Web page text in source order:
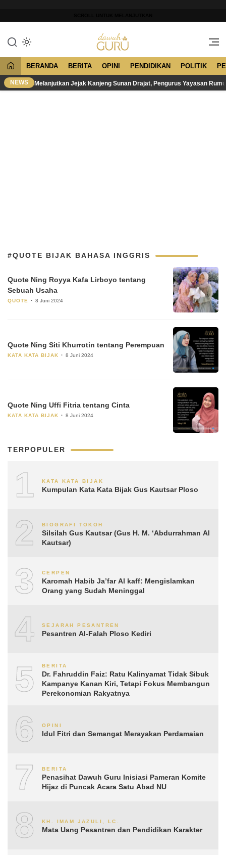
konten
Dawuh Guru
Merawat Tradisi, Membangun
BERANDA BERITA OPINI PENDIDIKAN POLITIK
NEWS Melanjutkan Jejak Kanjeng Sunan Drajat, Pengurus Yayasan
#QUOTE BIJAK BAHASA INGGRIS
Quote Ning Royya Kafa Lirboyo tentang
Sebuah Usaha
QUOTE 8 Juni 2024
Quote Ning Siti Khurrotin tentang Perempuan
KATA KATA BIJAK 8 Juni 2024
Quote Ning Uffi Fitria tentang Cinta
KATA KATA BIJAK 8 Juni 2024
TERPOPULER
1 KATA KATA BIJAK
Kumpulan Kata Kata Bijak Gus Kautsar Ploso
2 BIOGRAFI TOKOH
Silsilah Gus Kautsar (Gus H. M. ‘Abdurrahman Al
Kautsar)
3 CERPEN
Karomah Habib Ja’far Al kaff: Mengislamkan
Orang yang Sudah Meninggal
4 SEJARAH PESANTREN
Pesantren Al-Falah Ploso Kediri
5 BERITA
Dr. Fahruddin Faiz: Ratu Kalinyamat Tidak Sibuk
Kampanye Kanan Kiri, Tetapi Fokus Membangun
Perekonomian Rakyatnya
6 OPINI
Idul Fitri dan Semangat Merayakan Perdamaian
7 BERITA
Penasihat Dawuh Guru Inisiasi Pameran Komite
Hijaz di Puncak Acara Satu Abad NU
8 KH. IMAM JAZULI, LC.
Mata Uang Pesantren dan Pendidikan Karakter